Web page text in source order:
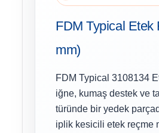
FDM Typical Etek
mm)
FDM Typical 3108134
iğne, kumaş destek ve
türünde bir yedek
iplik kesicili etek reçme